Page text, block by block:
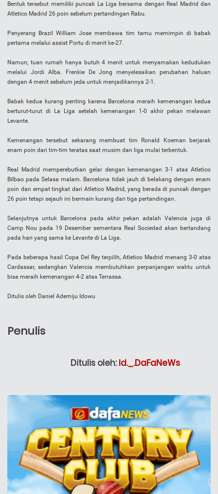
Bentuk tersebut memiliki puncak La Liga bersama dengan Real Madrid dan
Atletico Madrid 26 poin sebelum pertandingan Rabu.
Penyerang Brazil William Jose membawa tim tamu memimpin di babak
pertama melalui assist Portu di menit ke-27.
Namun, tuan rumah hanya butuh 4 menit untuk menyamakan kedudukan
melalui Jordi Alba. Frenkie De Jong menyelesaikan perubahan haluan
dengan 4 menit sebelum jeda untuk menjadikannya 2-1.
Babak kedua kurang penting karena Barcelona meraih kemenangan kedua
berturut-turut di La Liga setelah kemenangan 1-0 akhir pekan melawan
Levante.
Kemenangan tersebut sekarang membuat tim Ronald Koeman berjarak
enam poin dari tim-tim teratas saat musim dan liga mulai terbentuk.
Real Madrid memperebutkan gelar dengan kemenangan 3-1 atas Atletico
Bilbao pada Selasa malam. Barcelona tidak jauh di belakang dengan enam
poin dan empat tingkat dari Atletico Madrid, yang berada di puncak dengan
26 poin tetapi sejauh ini bermain kurang dari tiga pertandingan.
Selanjutnya untuk Barcelona pada akhir pekan adalah Valencia juga di
Camp Nou pada 19 Desember sementara Real Sociedad akan bertandang
pada hari yang sama ke Levante di La Liga.
Pada beberapa hasil Copa Del Rey terpilih, Atletico Madrid menang 3-0 atas
Cardassar, sedangkan Valencia membutuhkan perpanjangan waktu untuk
bisa meraih kemenangan 4-2 atas Terrassa.
Ditulis oleh Daniel Ademiju Idowu
Penulis
Ditulis oleh:Id._.DaFaNeWs